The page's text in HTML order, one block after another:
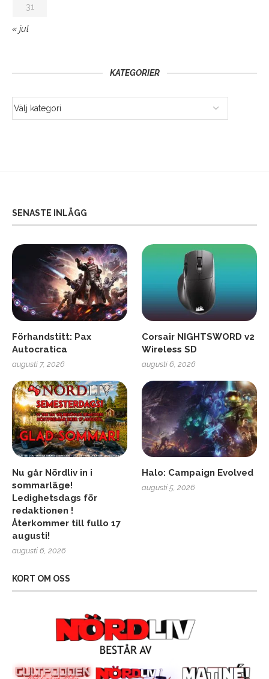
31
« jul
KATEGORIER
SENASTE INLÄGG
Förhandstitt: Pax
Autocratica
augusti 7, 2026
Corsair NIGHTSWORD v2
Wireless SD
augusti 6, 2026
Nu går Nördliv in i
sommarläge!
Ledighetsdags för
redaktionen !
Återkommer till fullo 17
augusti!
augusti 6, 2026
Halo: Campaign Evolved
augusti 5, 2026
KORT OM OSS